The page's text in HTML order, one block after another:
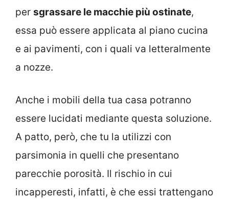
per sgrassare le macchie più ostinate,
essa può essere applicata al piano cucina
e ai pavimenti, con i quali va letteralmente
a nozze.
Anche i mobili della tua casa potranno
essere lucidati mediante questa soluzione.
A patto, però, che tu la utilizzi con
parsimonia in quelli che presentano
parecchie porosità. Il rischio in cui
incapperesti, infatti, è che essi trattengano